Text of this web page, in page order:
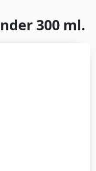
300 ml.